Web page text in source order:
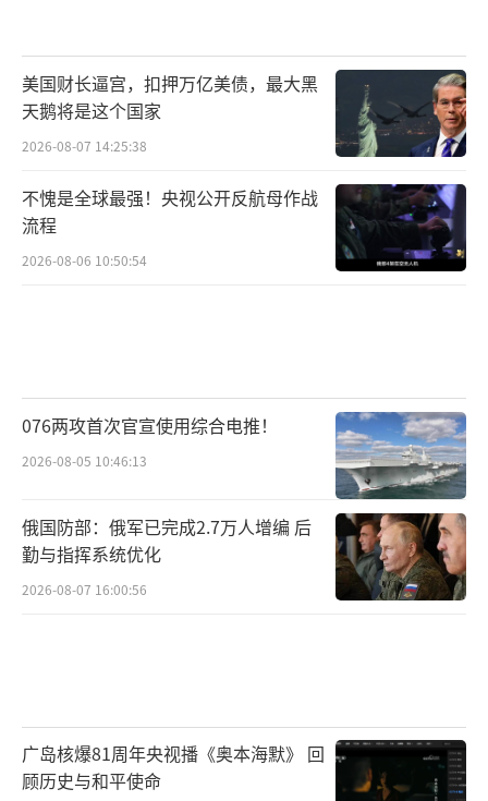
美国财长逼宫，扣押万亿美债，最大黑
天鹅将是这个国家
2026-08-07 14:25:38
不愧是全球最强！央视公开反航母作战
流程
2026-08-06 10:50:54
076两攻首次官宣使用综合电推！
2026-08-05 10:46:13
俄国防部：俄军已完成2.7万人增编 后
勤与指挥系统优化
2026-08-07 16:00:56
广岛核爆81周年央视播《奥本海默》 回
顾历史与和平使命